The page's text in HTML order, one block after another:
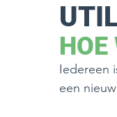
HOE
Iedereen
een